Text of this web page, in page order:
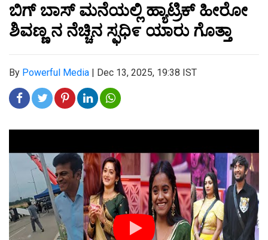
ಬಿಗ್ ಬಾಸ್ ಮನೆಯಲ್ಲಿ ಹ್ಯಾಟ್ರಿಕ್ ಹೀರೋ
ಶಿವಣ್ಣ ನ ನೆಚ್ಚಿನ ಸ್ಫಧಿ೯ ಯಾರು ಗೊತ್ತಾ
By Powerful Media | Dec 13, 2025, 19:38 IST